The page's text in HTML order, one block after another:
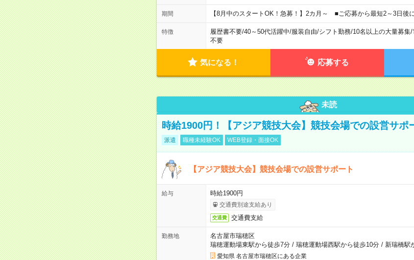
期間 【8月中のスタートOK！急募！】2カ月～ ■ご応募から最短2～3日後
特徴 履歴書不要/40～50代活躍中/服装自由/シフト勤務/10名以上の大量募集/
不要
気になる！ 応募する
未読
時給1900円！【アジア競技大会】競技会場での設営サポ
派遣 職種未経験OK WEB登録・面接OK
【アジア競技大会】競技会場での設営サポート
給与 時給1900円
交通費別途支給あり
交通費 交通費支給
勤務地
名古屋市瑞穂区
瑞穂運動場東駅から徒歩7分/ 瑞穂運動場西駅から徒歩10分/ 新瑞橋駅
愛知県 名古屋市瑞穂区にある企業